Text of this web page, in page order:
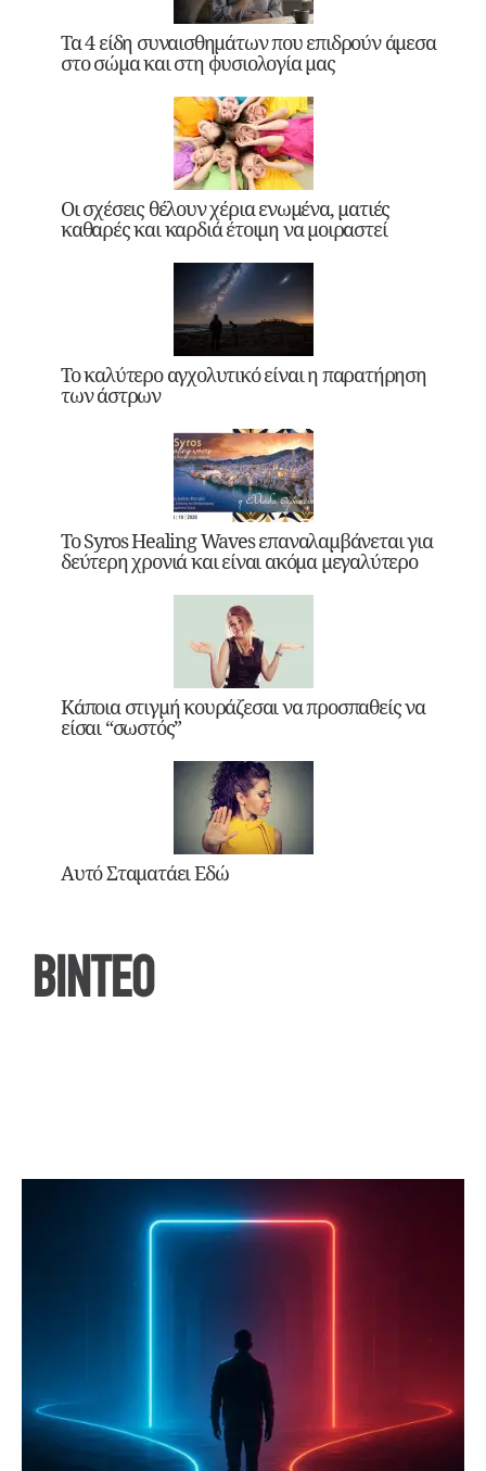
Τα 4 είδη συναισθημάτων που επιδρούν άμεσα
στο σώμα και στη φυσιολογία μας
Οι σχέσεις θέλουν χέρια ενωμένα, ματιές
καθαρές και καρδιά έτοιμη να μοιραστεί
Το καλύτερο αγχολυτικό είναι η παρατήρηση
των άστρων
Το Syros Healing Waves επαναλαμβάνεται για
δεύτερη χρονιά και είναι ακόμα μεγαλύτερο
Κάποια στιγμή κουράζεσαι να προσπαθείς να
είσαι “σωστός”
Αυτό Σταματάει Εδώ
ΒΙΝΤΕΟ